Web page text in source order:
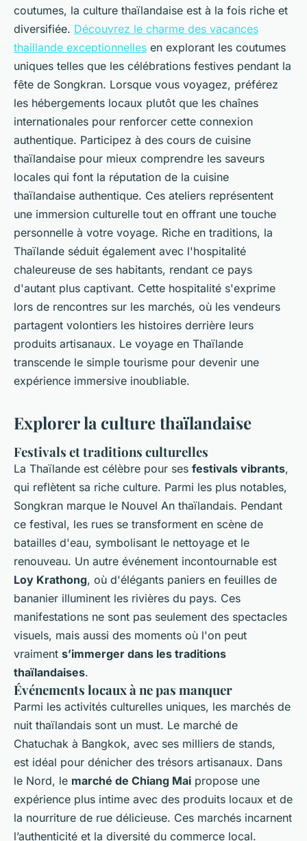
coutumes, la culture thaïlandaise est à la fois riche et
diversifiée. Découvrez le charme des vacances
thaillande exceptionnelles en explorant les coutumes
uniques telles que les célébrations festives pendant la
fête de Songkran. Lorsque vous voyagez, préférez
les hébergements locaux plutôt que les chaînes
internationales pour renforcer cette connexion
authentique. Participez à des cours de cuisine
thaïlandaise pour mieux comprendre les saveurs
locales qui font la réputation de la cuisine
thaïlandaise authentique. Ces ateliers représentent
une immersion culturelle tout en offrant une touche
personnelle à votre voyage. Riche en traditions, la
Thaïlande séduit également avec l'hospitalité
chaleureuse de ses habitants, rendant ce pays
d'autant plus captivant. Cette hospitalité s'exprime
lors de rencontres sur les marchés, où les vendeurs
partagent volontiers les histoires derrière leurs
produits artisanaux. Le voyage en Thaïlande
transcende le simple tourisme pour devenir une
expérience immersive inoubliable.
Explorer la culture thaïlandaise
Festivals et traditions culturelles
La Thaïlande est célèbre pour ses festivals vibrants,
qui reflètent sa riche culture. Parmi les plus notables,
Songkran marque le Nouvel An thaïlandais. Pendant
ce festival, les rues se transforment en scène de
batailles d'eau, symbolisant le nettoyage et le
renouveau. Un autre événement incontournable est
Loy Krathong, où d'élégants paniers en feuilles de
bananier illuminent les rivières du pays. Ces
manifestations ne sont pas seulement des spectacles
visuels, mais aussi des moments où l'on peut
vraiment s’immerger dans les traditions
thaïlandaises.
Événements locaux à ne pas manquer
Parmi les activités culturelles uniques, les marchés de
nuit thaïlandais sont un must. Le marché de
Chatuchak à Bangkok, avec ses milliers de stands,
est idéal pour dénicher des trésors artisanaux. Dans
le Nord, le marché de Chiang Mai propose une
expérience plus intime avec des produits locaux et de
la nourriture de rue délicieuse. Ces marchés incarnent
l’authenticité et la diversité du commerce local.